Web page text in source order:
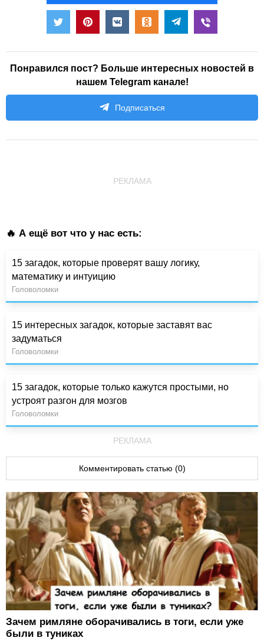
Понравился пост? Больше интересных новостей в
нашем Telegram канале!
Подписаться
РЕКЛАМА
🔥 А ещё вот что у нас есть:
15 загадок, которые проверят вашу логику,
математику и интуицию
Головоломки
15 интересных загадок, которые заставят вас
задуматься
Головоломки
15 загадок, которые только кажутся простыми, но
устроят разгон для мозгов
Головоломки
РЕКЛАМА
Комментировать статью (0)
Зачем римляне оборачивались в тоги, если уже
были в туниках